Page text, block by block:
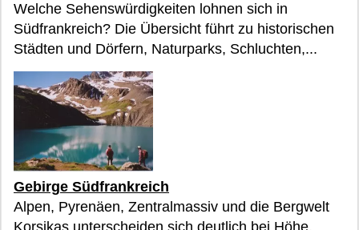
Welche Sehenswürdigkeiten lohnen sich in
Südfrankreich? Die Übersicht führt zu historischen
Städten und Dörfern, Naturparks, Schluchten,...
Gebirge Südfrankreich
Alpen, Pyrenäen, Zentralmassiv und die Bergwelt